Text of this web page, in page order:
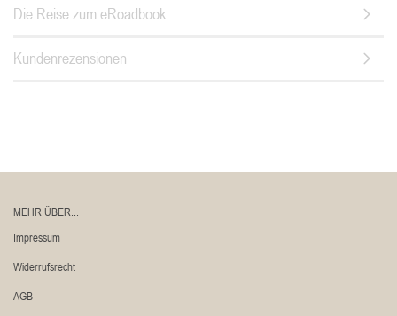
Die Reise zum eRoadbook.
Kundenrezensionen
MEHR ÜBER...
Impressum
Widerrufsrecht
AGB